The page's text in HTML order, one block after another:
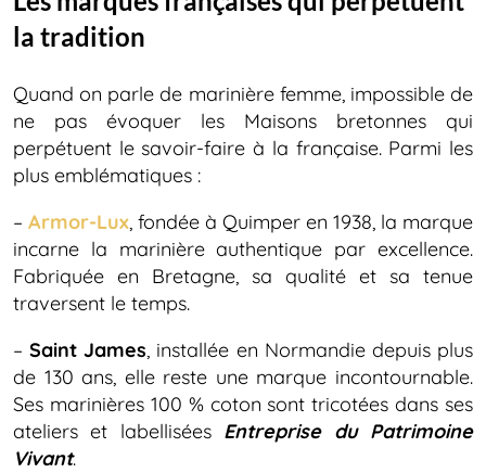
la tradition
Quand on parle de marinière femme, impossible de
ne pas évoquer les Maisons bretonnes qui
perpétuent le savoir-faire à la française. Parmi les
plus emblématiques :
– Armor-Lux, fondée à Quimper en 1938, la marque
incarne la marinière authentique par excellence.
Fabriquée en Bretagne, sa qualité et sa tenue
traversent le temps.
–Saint James, installée en Normandie depuis plus
de 130 ans, elle reste une marque incontournable.
Ses marinières 100 % coton sont tricotées dans ses
ateliers et labellisées Entreprise du Patrimoine
Vivant.